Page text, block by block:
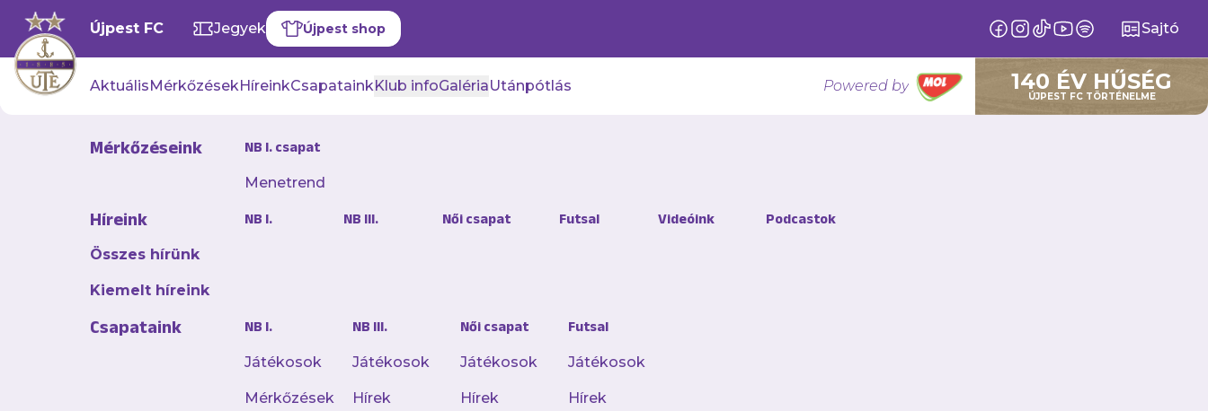
Újpest FC Jegyek Újpest shop Sajtó
AktuálisMérkőzésekHíreinkCsapatainkKlub infoGalériaUtánpótlás Powered by 140 ÉV HŰSÉG
ÚJPEST FC TÖRTÉNELME
Mérkőzéseink NB I. csapat
Menetrend
Híreink
Összes hírünk
Kiemelt híreink
NB I. NB III. Női csapat Futsal Videóink Podcastok
Csapataink NB I.
Játékosok
Mérkőzések
NB III.
Játékosok
Hírek
Női csapat
Játékosok
Hírek
Futsal
Játékosok
Hírek
Hosszabbításban estünk ki a Magyar Kupa-
nyolcaddöntőben
Pakstól a Magyar Kupa nyolcaddöntőjében.